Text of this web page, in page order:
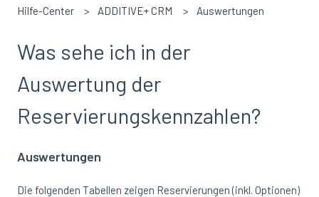
Hilfe-Center ADDITIVE+ CRM Auswertungen
Was sehe ich in der
Auswertung der
Reservierungskennzahlen?
Auswertungen
Die folgenden Tabellen zeigen Reservierungen (inkl. Optionen)